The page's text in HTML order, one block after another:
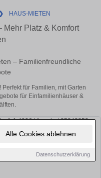
Alle Cookies ablehnen
Datenschutzerklärung
❯ HAUS-MIETEN
Mehr Platz & Komfort
– Familienfreundliche
für Familien, mit Garten
für Einfamilienhäuser &